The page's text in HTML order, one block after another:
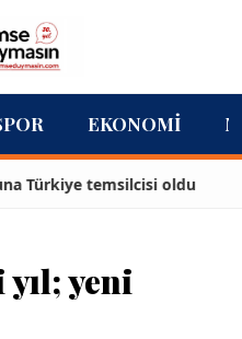
EKONOMI
temsilcisi oldu
yıl; yeni